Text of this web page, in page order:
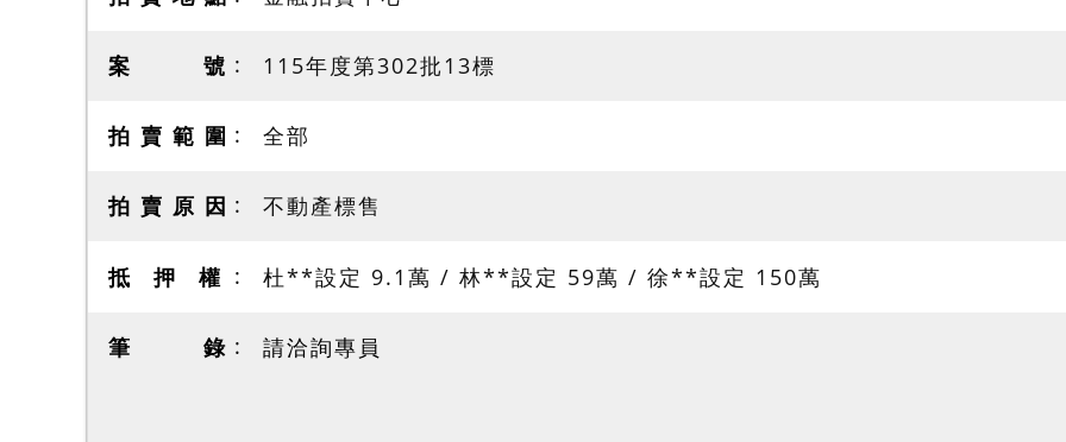
案 號 115年度第302批13標
拍 賣 範 圍 全部
拍 賣 原 因 不動產標售
抵 押 權 杜**設定 9.1萬 / 林**設定 59萬 / 徐**設定 150萬
筆 錄 請洽詢專員